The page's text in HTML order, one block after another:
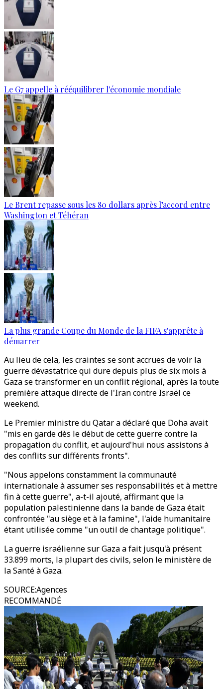
Le G7 appelle à rééquilibrer l'économie mondiale
Le Brent repasse sous les 80 dollars après l’accord entre
Washington et Téhéran
La plus grande Coupe du Monde de la FIFA s'apprête à
démarrer
Au lieu de cela, les craintes se sont accrues de voir la
guerre dévastatrice qui dure depuis plus de six mois à
Gaza se transformer en un conflit régional, après la toute
première attaque directe de l'Iran contre Israël ce
weekend.
Le Premier ministre du Qatar a déclaré que Doha avait
"mis en garde dès le début de cette guerre contre la
propagation du conflit, et aujourd'hui nous assistons à
des conflits sur différents fronts".
"Nous appelons constamment la communauté
internationale à assumer ses responsabilités et à mettre
fin à cette guerre", a-t-il ajouté, affirmant que la
population palestinienne dans la bande de Gaza était
confrontée "au siège et à la famine", l'aide humanitaire
étant utilisée comme "un outil de chantage politique".
La guerre israélienne sur Gaza a fait jusqu'à présent
33.899 morts, la plupart des civils, selon le ministère de
la Santé à Gaza.
SOURCE:Agences
RECOMMANDÉ